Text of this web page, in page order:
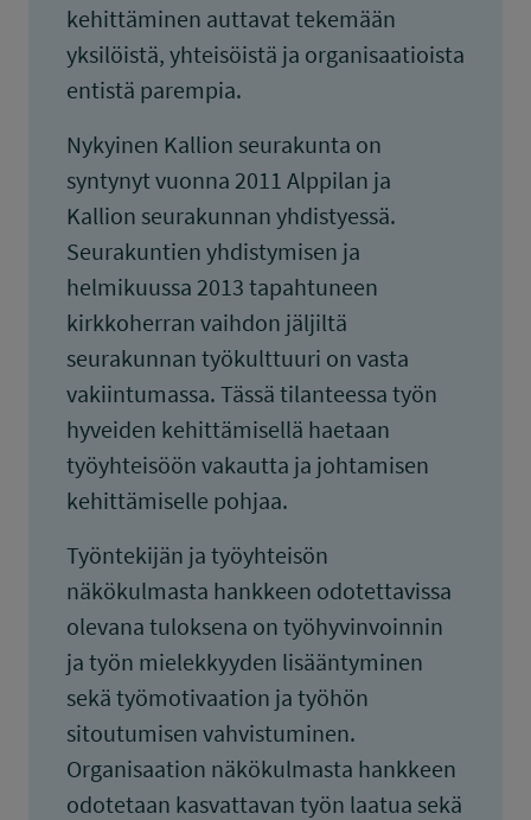
kehittäminen auttavat tekemään
yksilöistä, yhteisöistä ja organisaatioista
entistä parempia.
Nykyinen Kallion seurakunta on
syntynyt vuonna 2011 Alppilan ja
Kallion seurakunnan yhdistyessä.
Seurakuntien yhdistymisen ja
helmikuussa 2013 tapahtuneen
kirkkoherran vaihdon jäljiltä
seurakunnan työkulttuuri on vasta
vakiintumassa. Tässä tilanteessa työn
hyveiden kehittämisellä haetaan
työyhteisöön vakautta ja johtamisen
kehittämiselle pohjaa.
Työntekijän ja työyhteisön
näkökulmasta hankkeen odotettavissa
olevana tuloksena on työhyvinvoinnin
ja työn mielekkyyden lisääntyminen
sekä työmotivaation ja työhön
sitoutumisen vahvistuminen.
Organisaation näkökulmasta hankkeen
odotetaan kasvattavan työn laatua sekä